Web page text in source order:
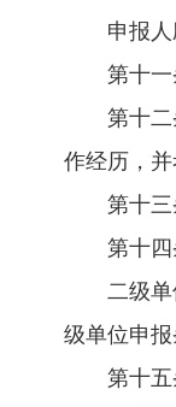
申报
第十
第十
作经历，并
第十
第十
二级
级单位申
第十